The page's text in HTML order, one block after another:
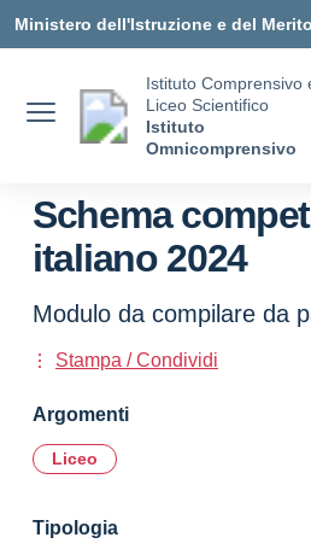
Ministero dell'Istruzione e del Merito
Istituto Comprensivo
Liceo Scientifico
Istituto
Omnicomprensivo
Schema
italiano 2024
Modulo da compilare da
Stampa / Condividi
Argomenti
Liceo
Tipologia